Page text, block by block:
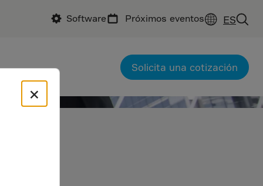
Software Próximos eventos ES
Solicita una cotización
×